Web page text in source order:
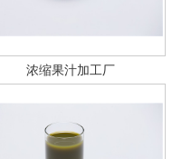
浓缩果汁加工厂